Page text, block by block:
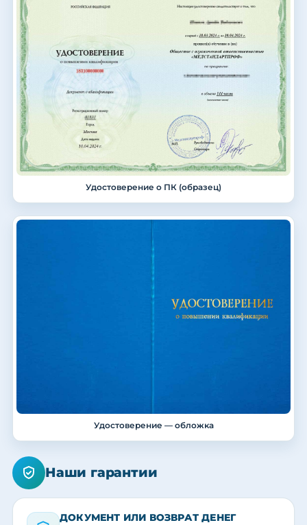
Удостоверение о ПК (образец)
Удостоверение — обложка
Наши гарантии
ДОКУМЕНТ ИЛИ ВОЗВРАТ ДЕНЕГ